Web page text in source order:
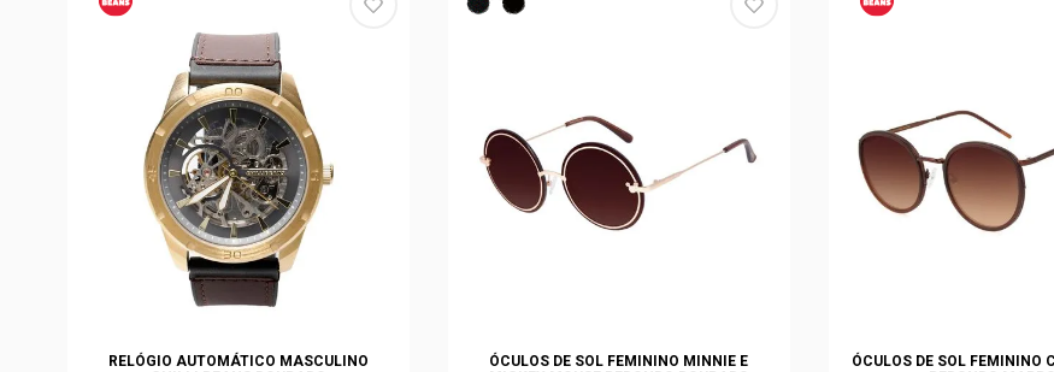
RELÓGIO AUTOMÁTICO MASCULINO
ÓCULOS DE SOL FEMININO MINNIE E
ÓCULOS DE SOL FEMININO